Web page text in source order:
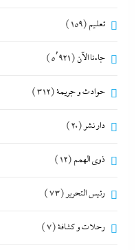
تعليم (159)
جاءنا الآن (5٬921)
حوادث و جريمة(312)
دار نشر (20)
ذوى الهمم (12)
رئيس التحرير (73)
رحلات و كشافة(7)